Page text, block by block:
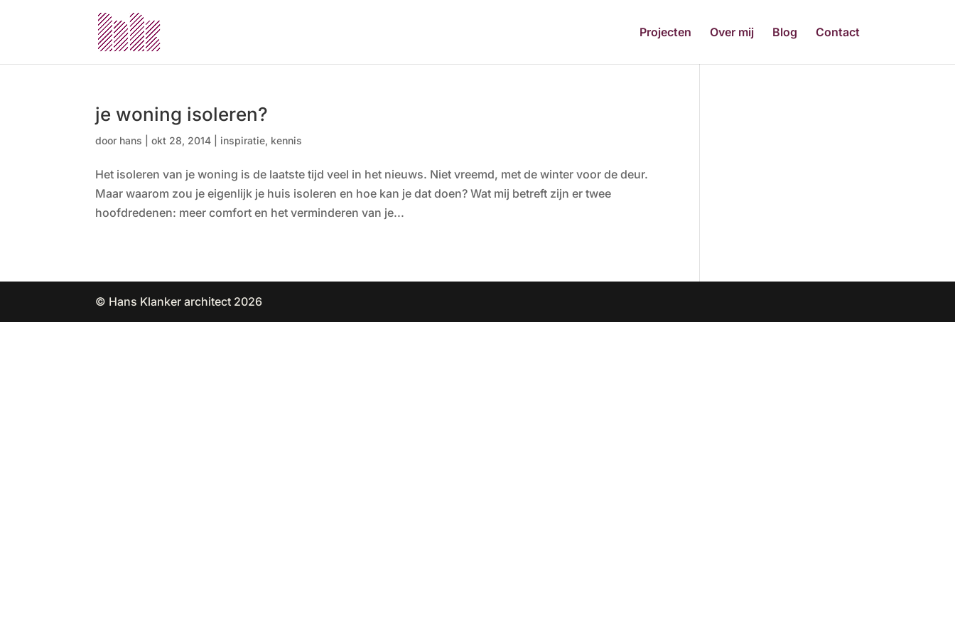
Projecten Over mij Blog Contact
je woning isoleren?
door hans |okt 28, 2014 inspiratie, kennis
Het isoleren van je woning is de laatste tijd veel in het nieuws. Niet vreemd, met de winter voor de deur.
Maar waarom zou je eigenlijk je huis isoleren en hoe kan je dat doen? Wat mij betreft zijn er twee
hoofdredenen: meer comfort en het verminderen van je...
© Hans Klanker architect 2026